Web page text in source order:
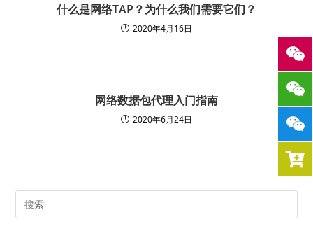
什么是网络TAP？为什么我们需要它们？
2020年4月16日
网络数据包代理入门指南
2020年6月24日